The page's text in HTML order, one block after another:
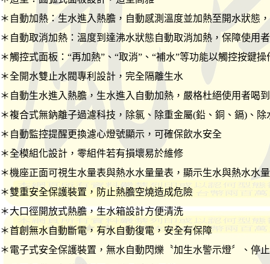
＊自動加熱：生水進入熱膽，自動感測溫度並加熱至開水狀態
＊自動取消加熱：溫度到達沸水狀態自動取消加熱，保障使用
＊觸控式面板：“再加熱”、“取消”、“補水”等功能以觸控按鍵
＊全開水雙止水閥專利設計，完全隔離生水
＊自動生水進入熱膽，生水進入自動加熱，嚴格杜絕使用者喝
＊複合式無鈉離子過濾科技，除氯、除重金屬(鉛、銅、鎘)、
＊自動監控提醒更換濾心燈號顯示，可確保飲水安全
＊全模組化設計，零組件若有損壞易於維修
＊機座正面可視生水量表與熱水水量量表，顯示生水與熱水水量
＊雙重安全保護裝置，防止熱膽空燒造成危險
＊大口徑開放式熱膽，生水箱設計方便清洗
＊首創無水自動斷電，有水自動復電，安全有保障
＊電子式安全保護裝置，無水自動閃爍〝加生水警示燈〞、停